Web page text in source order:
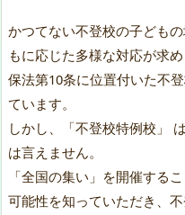
かつてない不登校の子ども
もに応じた多様な対応が求
保法第10条に位置付いた不
ています。
しかし、「不登校特例校」
は言えません。
「全国の集い」を開催する
可能性を知っていただき、